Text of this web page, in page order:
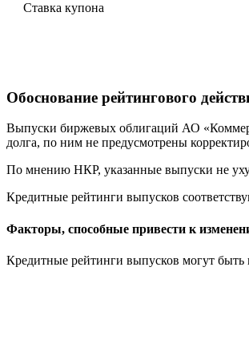
Ставка купона
Обоснование рейтингового
Выпуски биржевых облигаций АО
долга, по ним не предусмотрены
По мнению НКР, указанные выпуски не
Кредитные рейтинги выпусков
Факторы, способные привести к
Кредитные рейтинги выпусков могут